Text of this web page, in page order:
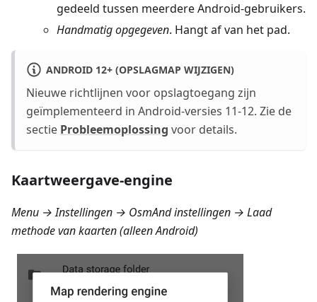
gedeeld tussen meerdere Android-gebruikers.
Handmatig opgegeven. Hangt af van het pad.
ANDROID 12+ (OPSLAGMAP WIJZIGEN)
Nieuwe richtlijnen voor opslagtoegang zijn
geïmplementeerd in Android-versies 11-12. Zie de
sectie Probleemoplossing voor details.
Kaartweergave-engine
Menu → Instellingen → OsmAnd instellingen → Laad
methode van kaarten(alleen Android)